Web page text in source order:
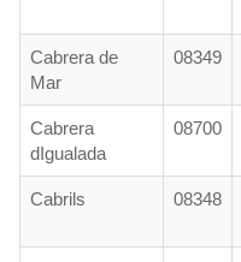
Cabrera de
Mar
08349
Cabrera
dIgualada
08700
Cabrils 08348